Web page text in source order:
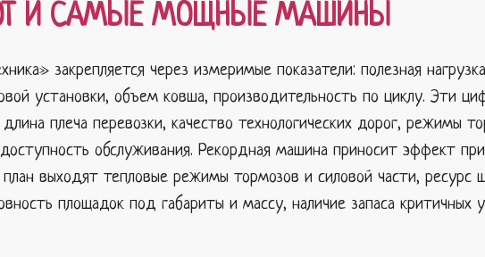
И САМЫЕ МОЩНЫЕ МАШИНЫ
закрепляется через измеримые показатели: полезная
установки, объем ковша, производительность по циклу. Эти
плеча перевозки, качество технологических дорог, режимы
обслуживания. Рекордная машина приносит эффект
выходят тепловые режимы тормозов и силовой части, ресурс
площадок под габариты и массу, наличие запаса критичных